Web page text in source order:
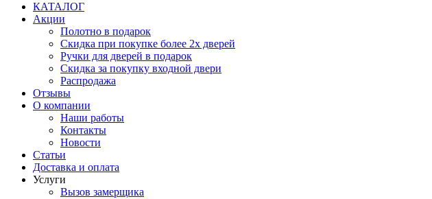
КАТАЛОГ
Акции
Полотно в подарок
Скидка при покупке более 2х дверей
Ручки для дверей в подарок
Скидка за покупку входной двери
Распродажа
Отзывы
О компании
Наши работы
Контакты
Новости
Статьи
Доставка и оплата
Услуги
Вызов замерщика